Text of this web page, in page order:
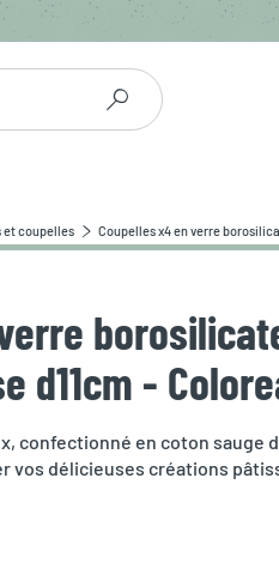
et coupelles Coupelles x4 en verre
d11cm -
confectionné en coton sauge
vos délicieuses créations